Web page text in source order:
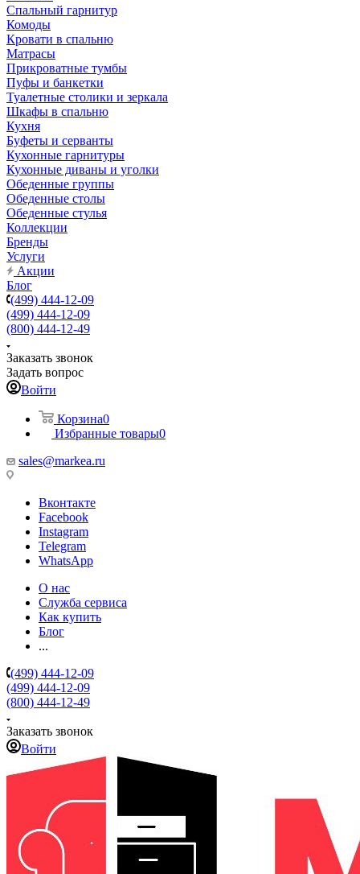
Спальный гарнитур
Комоды
Кровати в спальню
Матрасы
Прикроватные тумбы
Пуфы и банкетки
Туалетные столики и зеркала
Шкафы в спальню
Кухня
Буфеты и серванты
Кухонные гарнитуры
Кухонные диваны и уголки
Обеденные группы
Обеденные столы
Обеденные стулья
Коллекции
Бренды
Услуги
Акции
Блог
(499) 444-12-09
(499) 444-12-09
(800) 444-12-49
Заказать звонок
Задать вопрос
Войти
Корзина0
Избранные товары0
sales@markea.ru
Вконтакте
Facebook
Instagram
Telegram
WhatsApp
О нас
Служба сервиса
Как купить
Блог
...
(499) 444-12-09
(499) 444-12-09
(800) 444-12-49
Заказать звонок
Войти